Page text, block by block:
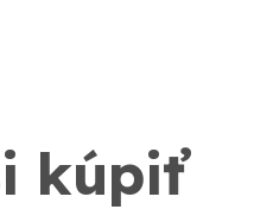
kúpiť